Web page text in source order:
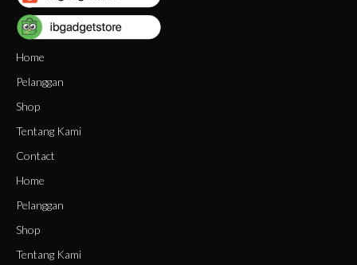
Home
Pelanggan
Shop
Tentang Kami
Contact
Home
Pelanggan
Shop
Tentang Kami